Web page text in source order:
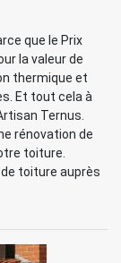
que le Prix
la valeur de
thermique et
Et tout cela à
Ternus.
rénovation de
toiture.
toiture auprès